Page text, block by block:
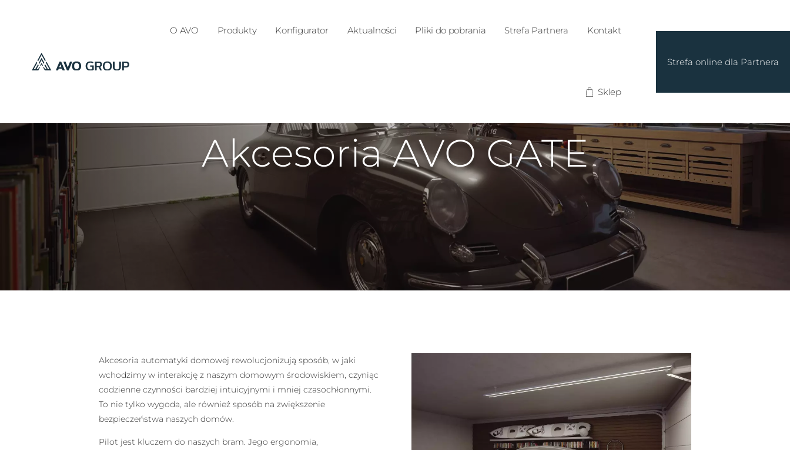
O AVO Produkty Konfigurator Aktualności Pliki do pobrania Strefa Partnera Kontakt
Sklep
Strefa online dla Partnera
Akcesoria AVO GATE
Akcesoria automatyki domowej rewolucjonizują sposób, w jaki
wchodzimy w interakcję z naszym domowym środowiskiem, czyniąc
codzienne czynności bardziej intuicyjnymi i mniej czasochłonnymi.
To nie tylko wygoda, ale również sposób na zwiększenie
bezpieczeństwa naszych domów.
Pilot jest kluczem do naszych bram. Jego ergonomia,